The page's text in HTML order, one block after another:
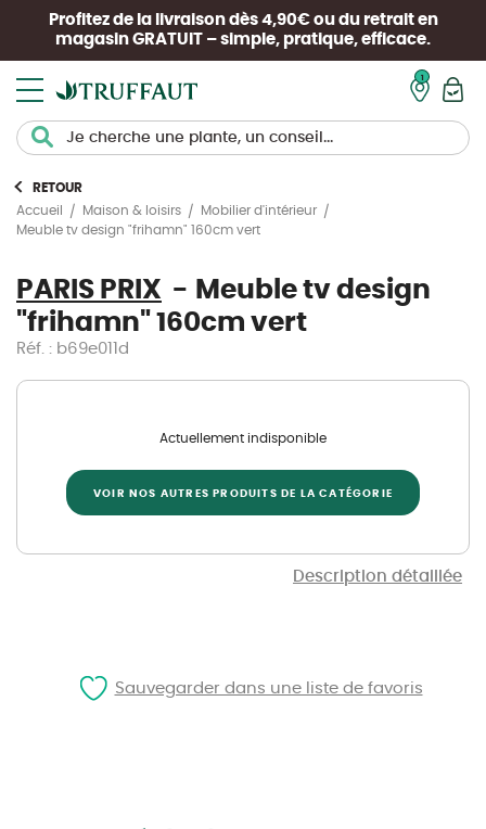
Profitez de la livraison dès 4,90€ ou du retrait en
magasin GRATUIT – simple, pratique, efficace.
RETOUR
Accueil
Maison & loisirs
Mobilier d'intérieur
Meuble tv design "frihamn" 160cm vert
PARIS PRIX
Meuble tv design
"frihamn" 160cm vert
Réf. : b69e011d
Description détaillée
Actuellement indisponible
VOIR NOS AUTRES PRODUITS DE LA CATÉGORIE
Sauvegarder dans une liste de favoris